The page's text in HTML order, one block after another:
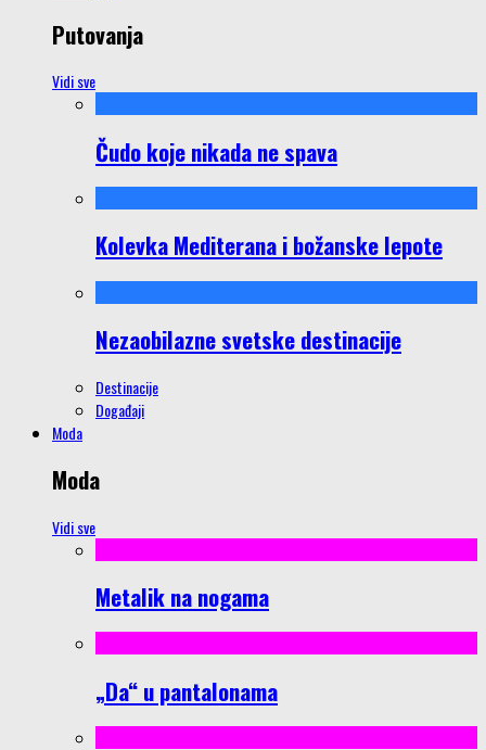
Putovanja
Vidi sve
Čudo koje nikada ne spava
Kolevka Mediterana i božanske lepote
Nezaobilazne svetske destinacije
Destinacije
Događaji
Moda
Moda
Vidi sve
Metalik na nogama
„Da“ u pantalonama